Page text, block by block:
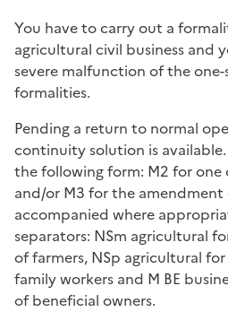
You have to carry out a
agricultural civil business and
severe malfunction of the
formalities.
Pending a return to normal
continuity solution is
the following form: M2 for one
and/or M3 for the amendment
accompanied where
separators: NSm agricultural
of farmers, NSp agricultural
family workers and M BE
of beneficial owners.